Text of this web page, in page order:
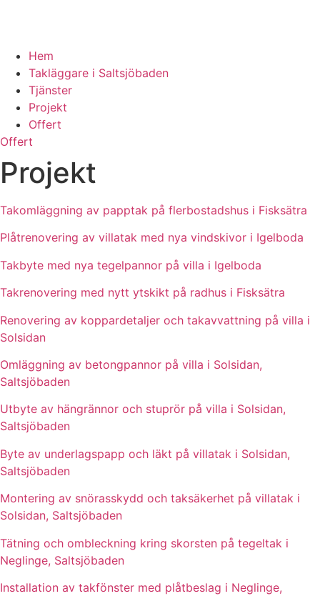
Hem
Takläggare i Saltsjöbaden
Tjänster
Projekt
Offert
Offert
Projekt
Takomläggning av papptak på flerbostadshus i Fisksätra
Plåtrenovering av villatak med nya vindskivor i Igelboda
Takbyte med nya tegelpannor på villa i Igelboda
Takrenovering med nytt ytskikt på radhus i Fisksätra
Renovering av koppardetaljer och takavvattning på villa i
Solsidan
Omläggning av betongpannor på villa i Solsidan,
Saltsjöbaden
Utbyte av hängrännor och stuprör på villa i Solsidan,
Saltsjöbaden
Byte av underlagspapp och läkt på villatak i Solsidan,
Saltsjöbaden
Montering av snörasskydd och taksäkerhet på villatak i
Solsidan, Saltsjöbaden
Tätning och ombleckning kring skorsten på tegeltak i
Neglinge, Saltsjöbaden
Installation av takfönster med plåtbeslag i Neglinge,